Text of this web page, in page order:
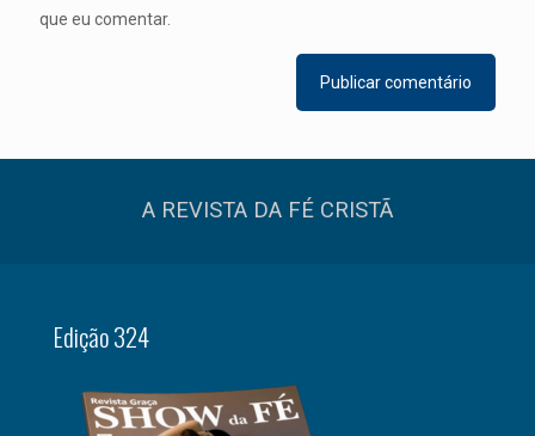
que eu comentar.
A REVISTA DA FÉ CRISTÃ
Edição 324